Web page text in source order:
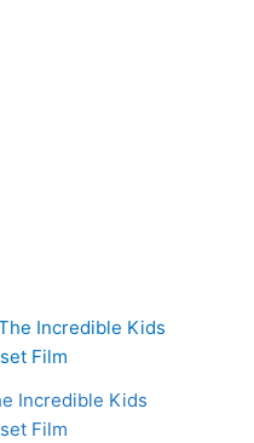
Incredible Kids
Film